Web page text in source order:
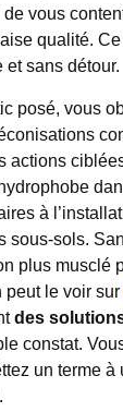
vous
qualité.
sans détour.
posé, vous
actions
à
sous-sols.
plus musclé
peut le voir sur
des
constat.
un terme